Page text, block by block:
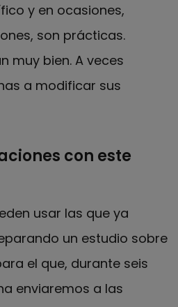
y en ocasiones,
son prácticas.
muy bien. A veces
a modificar sus
con este
usar las que ya
un estudio sobre
el que, durante seis
enviaremos a las